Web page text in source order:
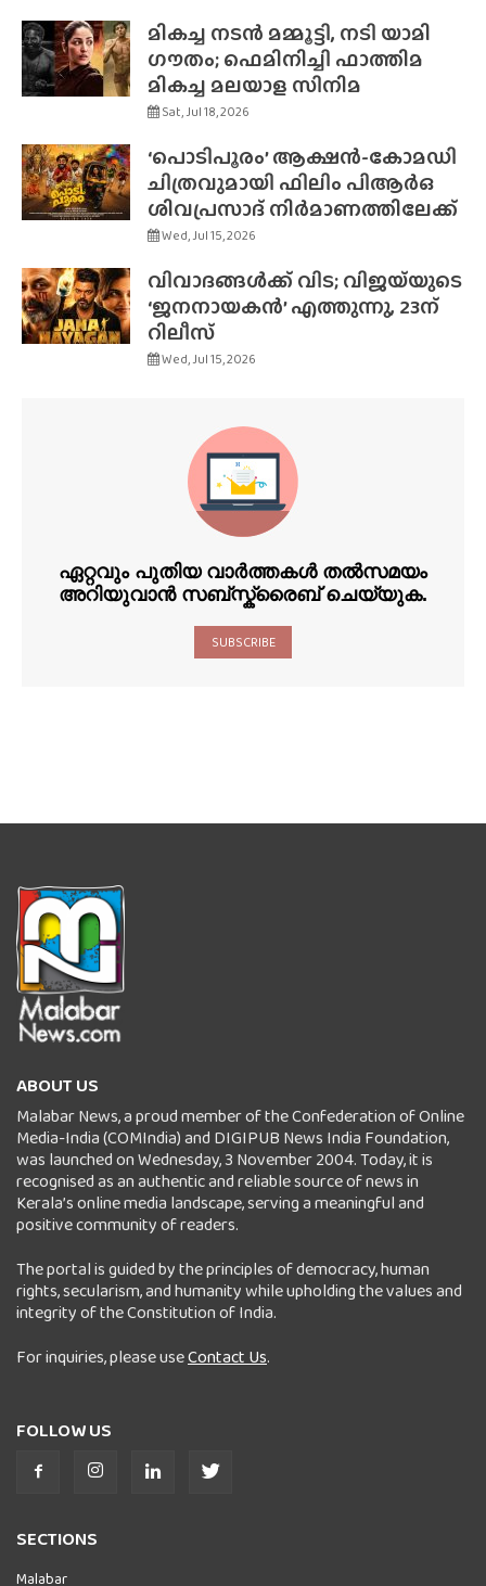
മികച്ച നടൻ മമ്മൂട്ടി, നടി യാമി
ഗൗതം; ഫെമിനിച്ചി ഫാത്തിമ
മികച്ച മലയാള സിനിമ
Sat, Jul 18, 2026
‘പൊടിപൂരം’ ആക്ഷൻ-കോമഡി
ചിത്രവുമായി ഫിലിം പിആർഒ
ശിവപ്രസാദ് നിർമാണത്തിലേക്ക്
Wed, Jul 15, 2026
വിവാദങ്ങൾക്ക് വിട; വിജയ്‌യുടെ
‘ജനനായകൻ’ എത്തുന്നു, 23ന്
റിലീസ്
Wed, Jul 15, 2026
ഏറ്റവും പുതിയ വാർത്തകൾ തൽസമയം
അറിയുവാൻ സബ്സ്ക്രൈബ് ചെയ്യുക.
SUBSCRIBE
ABOUT US
Malabar News, a proud member of the Confederation of Online
Media-India (COMIndia) and DIGIPUB News India Foundation,
was launched on Wednesday, 3 November 2004. Today, it is
recognised as an authentic and reliable source of news in
Kerala’s online media landscape, serving a meaningful and
positive community of readers.
The portal is guided by the principles of democracy, human
rights, secularism, and humanity while upholding the values and
integrity of the Constitution of India.
For inquiries, please useContact Us.
FOLLOW US
SECTIONS
Malabar